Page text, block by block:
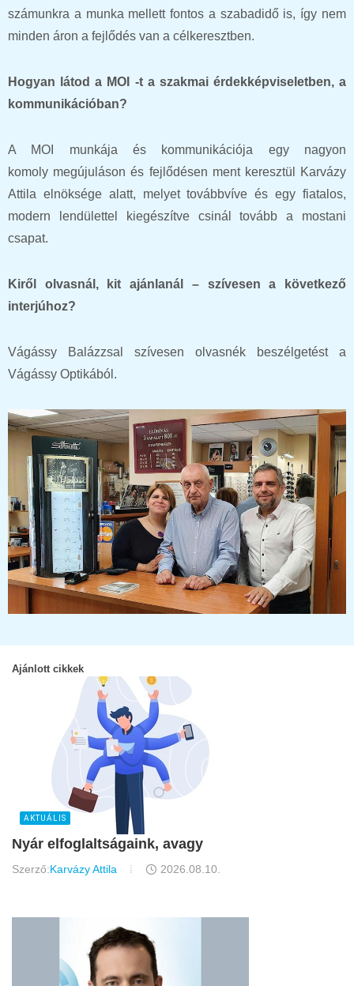
számunkra a munka mellett fontos a szabadidő is, így nem
minden áron a fejlődés van a célkeresztben.
Hogyan látod a MOI -t a szakmai érdekképviseletben, a
kommunikációban?
A MOI
munkája és kommunikációja egy nagyon
komoly megújuláson és fejlődésen ment keresztül Karvázy
Attila elnöksége alatt, melyet továbbvíve és egy fiatalos,
modern lendülettel kiegészítve csinál tovább a mostani
csapat.
Kiről olvasnál, kit ajánlanál – szívesen a következő
interjúhoz?
Vágássy Balázzsal szívesen olvasnék beszélgetést a
Vágássy Optikából.
Ajánlott cikkek
AKTUÁLIS
Nyár elfoglaltságaink, avagy
Szerző:Karvázy Attila 2026.08.10.